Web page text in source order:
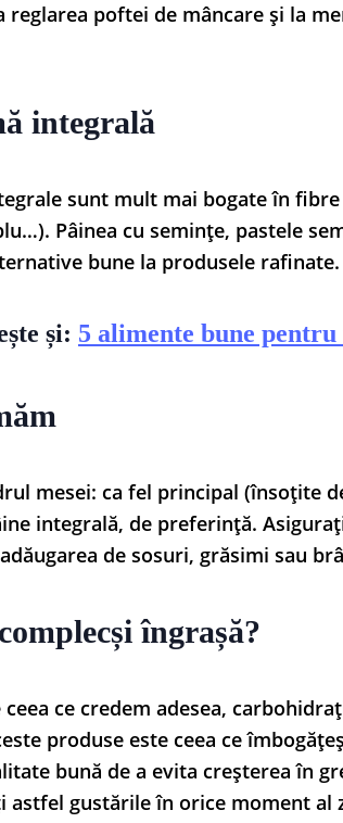
reglarea poftei de mâncare și la
integrală
sunt mult mai bogate în
Pâinea cu semințe, pastele
bune la produsele rafinate.
și: 5 alimente bune
mesei: ca fel principal (însoțite
integrală, de preferință.
de sosuri, grăsimi sau
îngrașă?
ce credem adesea,
produse este ceea ce
bună de a evita creșterea în
astfel gustările în orice moment al